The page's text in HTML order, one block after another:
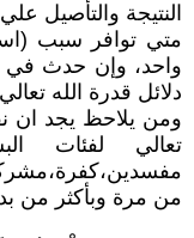
النتيجة والتأصيل
متي توافر سبب
واحد، وإن حدث في
دلائل قدرة الله
ومن يلاحظ يجد ان
تعالي لفئات
من مرة وبأكثر من